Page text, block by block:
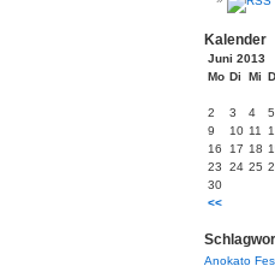
Kalender
Juni 2013
Mo Di Mi
2
3 4 5
9
10 11
16
17 18
23
24 25
30
<<
Anokato